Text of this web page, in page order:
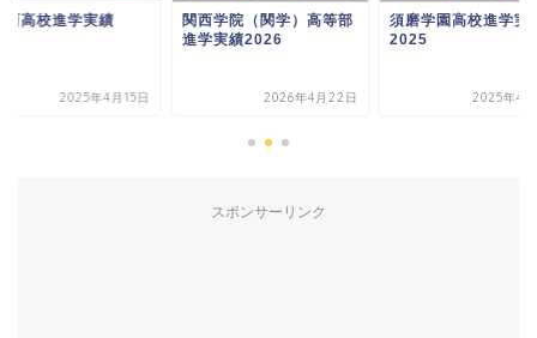
学院（関学）高等部
2026年4月22日
須磨学園高校進学実績
2025
2025年4月24日
姫路西高校進学実績
2025
2025年4
スポンサーリンク